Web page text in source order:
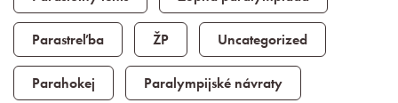
Parastreľba ŽP Uncategorized
Parahokej Paralympijské návraty